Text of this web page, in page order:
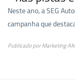
Neste ano, a SEG
campanha que
Publicado porMarketing